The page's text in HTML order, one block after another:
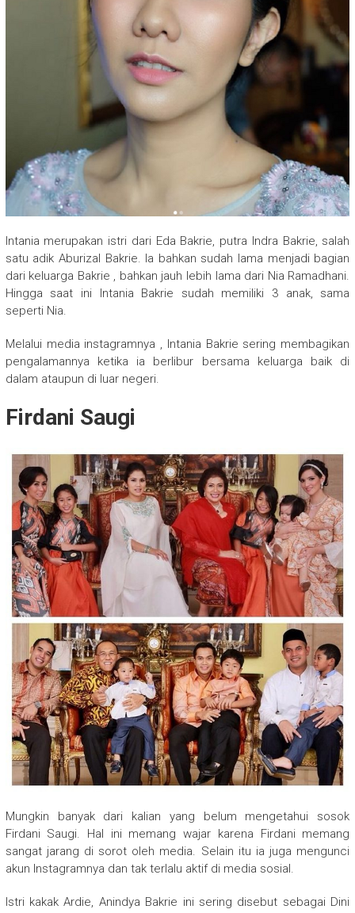
Intania merupakan istri dari Eda Bakrie, putra Indra Bakrie, salah
satu adik Aburizal Bakrie. Ia bahkan sudah lama menjadi bagian
dari keluarga Bakrie , bahkan jauh lebih lama dari Nia Ramadhani.
Hingga saat ini Intania Bakrie sudah memiliki 3 anak, sama
seperti Nia.
Melalui media instagramnya , Intania Bakrie sering membagikan
pengalamannya ketika ia berlibur bersama keluarga baik di
dalam ataupun di luar negeri.
Firdani Saugi
Mungkin banyak dari kalian yang belum mengetahui sosok
Firdani Saugi. Hal ini memang wajar karena Firdani memang
sangat jarang di sorot oleh media. Selain itu ia juga mengunci
akun Instagramnya dan tak terlalu aktif di media sosial.
Istri kakak Ardie, Anindya Bakrie ini sering disebut sebagai Dini